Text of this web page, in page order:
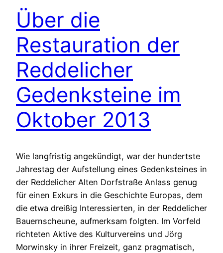
Über die
Restauration der
Reddelicher
Gedenksteine im
Oktober 2013
Wie langfristig angekündigt, war der hundertste
Jahrestag der Aufstellung eines Gedenksteines in
der Reddelicher Alten Dorfstraße Anlass genug
für einen Exkurs in die Geschichte Europas, dem
die etwa dreißig Interessierten, in der Reddelicher
Bauernscheune, aufmerksam folgten. Im Vorfeld
richteten Aktive des Kulturvereins und Jörg
Morwinsky in ihrer Freizeit, ganz pragmatisch,